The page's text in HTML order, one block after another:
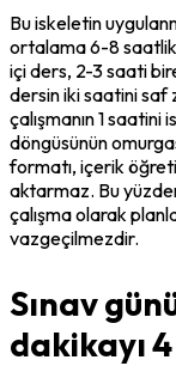
Bu iskeletin
ortalama 6-8 saatlik
içi ders, 2-3 saati
dersin iki saatini saf
çalışmanın 1 saatini
döngüsünün
formatı, içerik
aktarmaz. Bu
çalışma olarak
vazgeçilmezdir.
Sınav
dakikayı